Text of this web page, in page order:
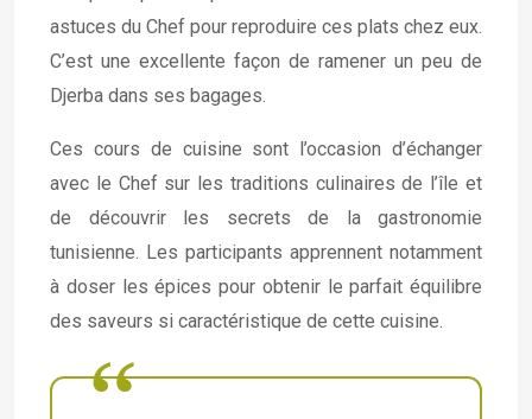
astuces du Chef pour reproduire ces plats chez eux.
C’est une excellente façon de ramener un peu de
Djerba dans ses bagages.
Ces cours de cuisine sont l’occasion d’échanger
avec le Chef sur les traditions culinaires de l’île et
de découvrir les secrets de la gastronomie
tunisienne. Les participants apprennent notamment
à doser les épices pour obtenir le parfait équilibre
des saveurs si caractéristique de cette cuisine.